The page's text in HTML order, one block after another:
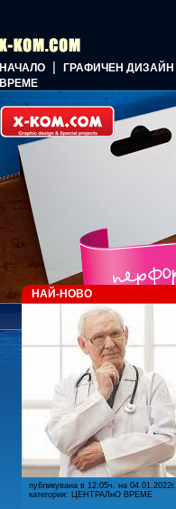
НАЧАЛО | ГРАФИЧЕН ДИЗАЙН
ВРЕМЕ
НАЙ-НОВО
публикувана в 12:05ч. на 04.01.2022г.
категория: ЦЕНТРАЛнО ВРЕМЕ